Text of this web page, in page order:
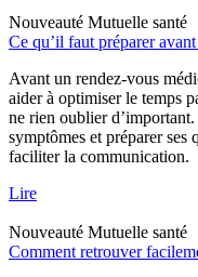
Nouveauté Mutuelle santé
Ce qu’il faut préparer
Avant un rendez-vous
aider à optimiser le temps
ne rien oublier d’important.
symptômes et préparer ses
faciliter la communication.
Lire
Nouveauté Mutuelle santé
Comment retrouver